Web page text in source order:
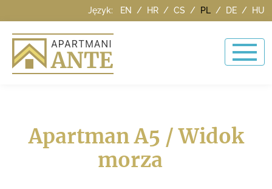
Język: EN / HR / CS / PL / DE / HU
Apartman A5 / Widok
morza